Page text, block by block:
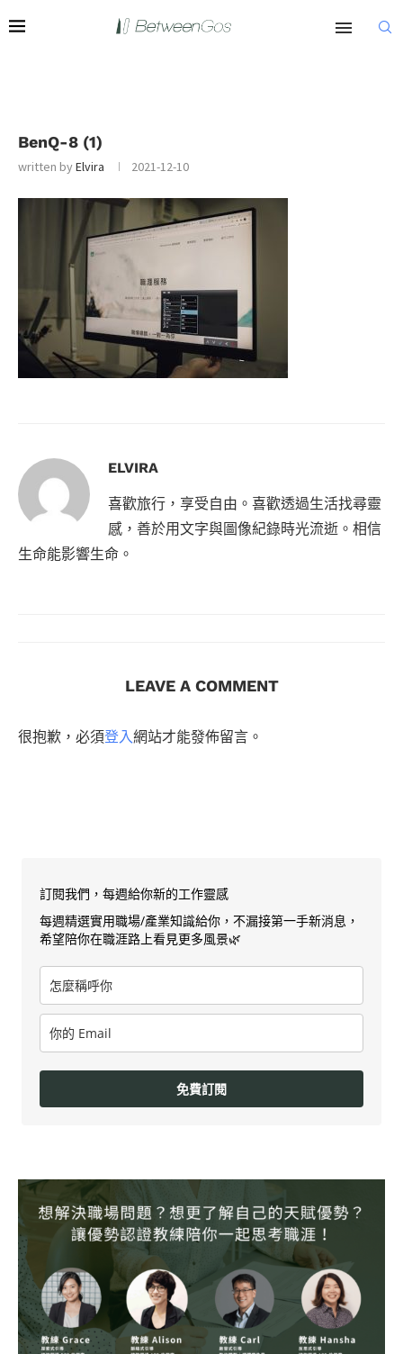
BenQ-8 (1)
written byElvira 2021-12-10
ELVIRA
喜歡旅行，享受自由。喜歡透過生活找尋靈
感，善於用文字與圖像紀錄時光流逝。相信
生命能影響生命。
LEAVE A COMMENT
很抱歉，必須登入網站才能發佈留言。
訂閱我們，每週給你新的工作靈感
每週精選實用職場/產業知識給你，不漏接第一手新消息，
希望陪你在職涯路上看見更多風景🌿
免費訂閱